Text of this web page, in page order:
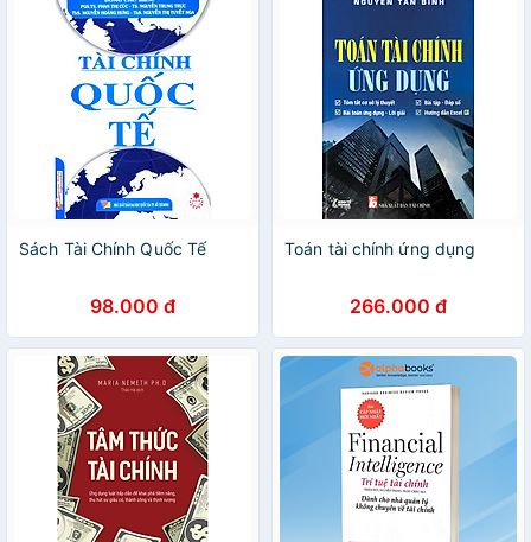
Sách Tài Chính Quốc Tế
98.000 đ
Toán tài chính ứng dụng
266.000 đ